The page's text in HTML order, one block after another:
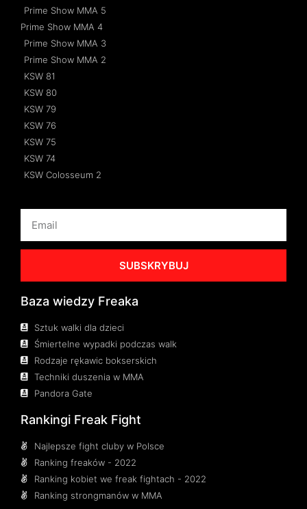
Prime Show MMA 5
Prime Show MMA 4
Prime Show MMA 3
Prime Show MMA 2
KSW 81
KSW 80
KSW 79
KSW 76
KSW 75
KSW 74
KSW Colosseum 2
SUBSKRYBUJ
Baza wiedzy Freaka
Sztuk walki dla dzieci
Śmiertelne wypadki podczas walk
Rodzaje rękawic bokserskich
Techniki duszenia w MMA
Pandora Gate
Rankingi Freak Fight
Najlepsze fight cluby w Polsce
Ranking freaków - 2022
Ranking kobiet we freak fightach - 2022
Ranking strongmanów w MMA